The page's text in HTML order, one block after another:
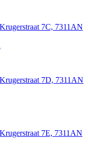
7C, 7311AN
7D, 7311AN
7E, 7311AN